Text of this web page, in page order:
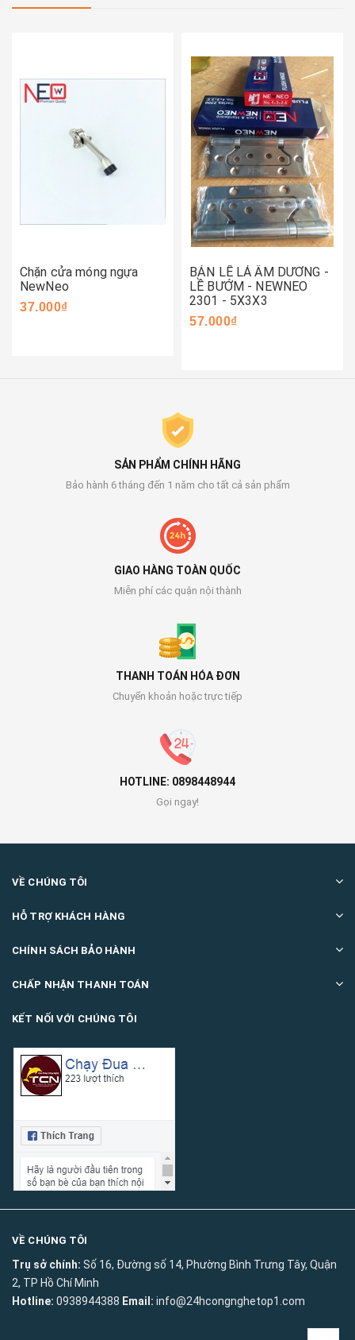
Chặn cửa móng ngựa
NewNeo
37.000₫
BẢN LỀ LÁ ÂM DƯƠNG -
LỀ BƯỚM - NEWNEO
2301 - 5X3X3
57.000₫
SẢN PHẨM CHÍNH HÃNG
Bảo hành 6 tháng đến 1 năm cho tất cả sản phẩm
GIAO HÀNG TOÀN QUỐC
Miễn phí các quận nội thành
THANH TOÁN HÓA ĐƠN
Chuyển khoản hoặc trực tiếp
HOTLINE: 0898448944
Gọi ngay!
VỀ CHÚNG TÔI
HỖ TRỢ KHÁCH HÀNG
CHÍNH SÁCH BẢO HÀNH
CHẤP NHẬN THANH TOÁN
KẾT NỐI VỚI CHÚNG TÔI
VỀ CHÚNG TÔI
Trụ sở chính: Số 16, Đường số 14, Phường Bình Trưng Tây, Quận
2, TP Hồ Chí Minh
Hotline: 0938944388 Email: info@24hcongnghetop1.com